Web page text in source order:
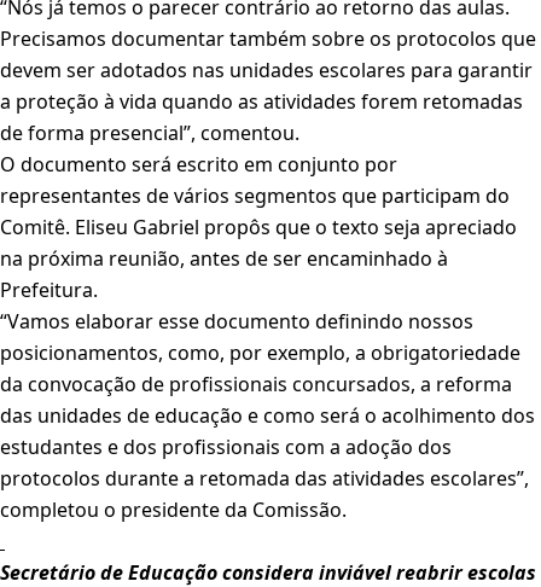
“Nós já temos o parecer contrário ao retorno das aulas.
Precisamos documentar também sobre os protocolos que
devem ser adotados nas unidades escolares para garantir
a proteção à vida quando as atividades forem retomadas
de forma presencial”, comentou.
O documento será escrito em conjunto por
representantes de vários segmentos que participam do
Comitê. Eliseu Gabriel propôs que o texto seja apreciado
na próxima reunião, antes de ser encaminhado à
Prefeitura.
“Vamos elaborar esse documento definindo nossos
posicionamentos, como, por exemplo, a obrigatoriedade
da convocação de profissionais concursados, a reforma
das unidades de educação e como será o acolhimento dos
estudantes e dos profissionais com a adoção dos
protocolos durante a retomada das atividades escolares”,
completou o presidente da Comissão.
Secretário de Educação considera inviável reabrir escolas